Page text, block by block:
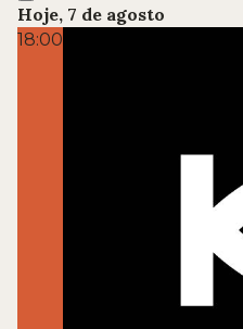
Hoje, 7 de agosto
18:00